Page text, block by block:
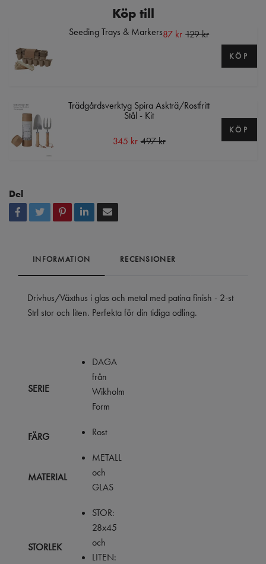
Köp till
Seeding Trays & Markers87 kr 129 kr
KÖP
Trädgårdsverktyg Spira Askträ/Rostfritt
Stål - Kit
345 kr 497 kr
KÖP
Del
INFORMATION RECENSIONER
Drivhus/Växthus i glas och metal med patina finish - 2-st
Strl stor och liten. Perfekta för din tidiga odling.
SERIE
DAGA
från
Wikholm
Form
FÄRG Rost
MATERIAL
METALL
och
GLAS
STORLEK
STOR:
28x45
och
LITEN: